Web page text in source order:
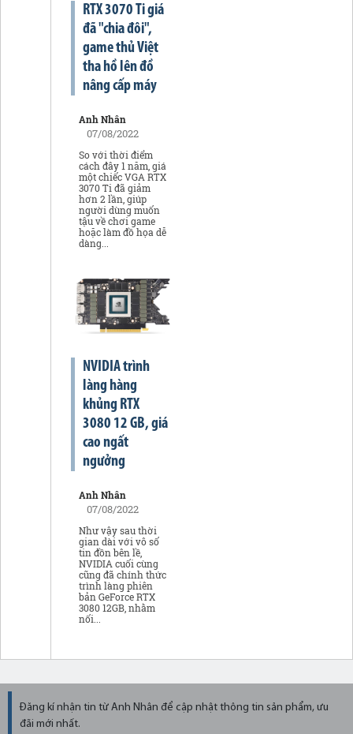
RTX 3070 Ti giá
đã "chia đôi",
game thủ Việt
tha hồ lên đồ
nâng cấp máy
Anh Nhân
07/08/2022
So với thời điểm
cách đây 1 năm, giá
một chiếc VGA RTX
3070 Ti đã giảm
hơn 2 lần, giúp
người dùng muốn
tậu về chơi game
hoặc làm đồ họa dễ
dàng...
NVIDIA trình
làng hàng
khủng RTX
3080 12 GB, giá
cao ngất
ngưởng
Anh Nhân
07/08/2022
Như vậy sau thời
gian dài với vô số
tin đồn bên lề,
NVIDIA cuối cùng
cũng đã chính thức
trình làng phiên
bản GeForce RTX
3080 12GB, nhằm
nối...
Đăng kí nhận tin từ Anh Nhân để cập nhật thông tin sản phẩm, ưu
đãi mới nhất.